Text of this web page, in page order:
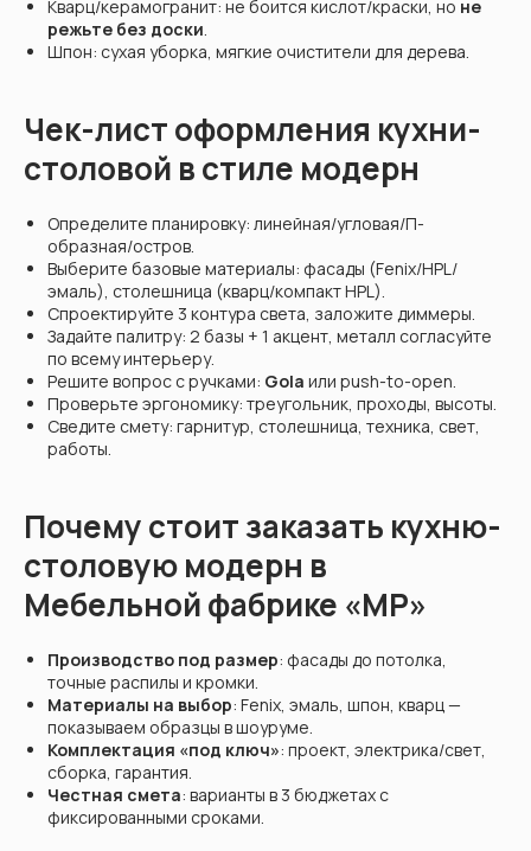
Кварц/керамогранит: не боится кислот/краски, но не
режьте без доски.
Шпон: сухая уборка, мягкие очистители для дерева.
Чек-лист оформления кухни-
столовой в стиле модерн
Определите планировку: линейная/угловая/П-
образная/остров.
Выберите базовые материалы: фасады (Fenix/HPL/
эмаль), столешница (кварц/компакт HPL).
Спроектируйте 3 контура света, заложите диммеры.
Задайте палитру: 2 базы + 1 акцент, металл согласуйте
по всему интерьеру.
Решите вопрос с ручками: Gola или push-to-open.
Проверьте эргономику: треугольник, проходы, высоты.
Сведите смету: гарнитур, столешница, техника, свет,
работы.
Почему стоит заказать кухню-
столовую модерн в
Мебельной фабрике «МР»
Производство под размер: фасады до потолка,
точные распилы и кромки.
Материалы на выбор: Fenix, эмаль, шпон, кварц —
показываем образцы в шоуруме.
Комплектация «под ключ»: проект, электрика/свет,
сборка, гарантия.
Честная смета: варианты в 3 бюджетах с
фиксированными сроками.